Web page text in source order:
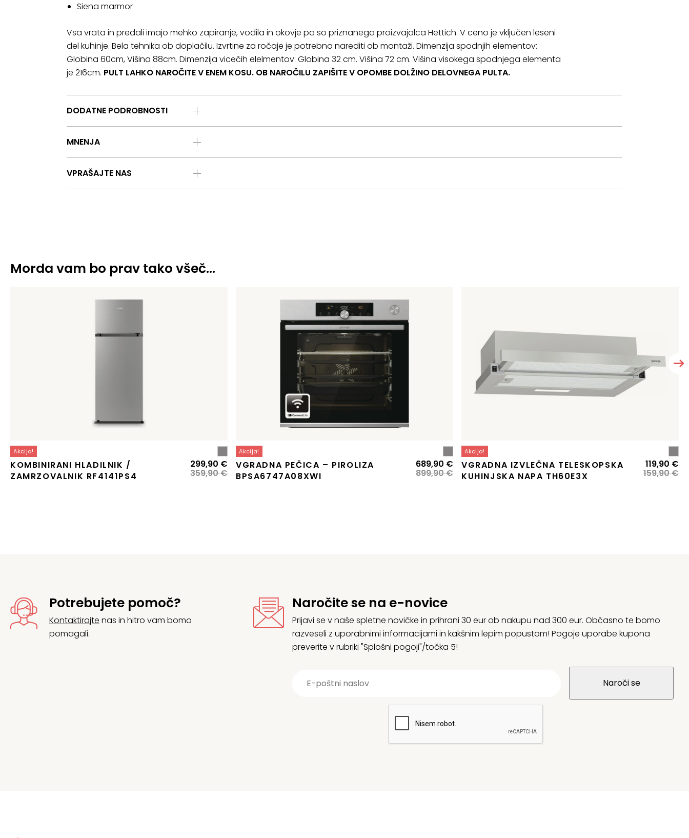
Siena marmor
Vsa vrata in predali imajo mehko zapiranje, vodila in okovje pa so priznanega proizvajalca Hettich. V ceno je vključen leseni
del kuhinje. Bela tehnika ob doplačilu. Izvrtine za ročaje je potrebno narediti ob montaži. Dimenzija spodnjih elementov:
Globina 60cm, Višina 88cm. Dimenzija vicečih elelmentov: Globina 32 cm. Višina 72 cm. Višina visokega spodnjega elementa
je 216cm. PULT LAHKO NAROČITE V ENEM KOSU. OB NAROČILU ZAPIŠITE V OPOMBE DOLŽINO DELOVNEGA PULTA.
DODATNE PODROBNOSTI
MNENJA
VPRAŠAJTE NAS
Morda vam bo prav tako všeč…
Akcija!
KOMBINIRANI HLADILNIK /
ZAMRZOVALNIK RF4141PS4
359,90€
Izvirna
cena
299,90 €Trenutna
cena
Akcija!
VGRADNA PEČICA – PIROLIZA
BPSA6747A08XWI
899,90€
Izvirna
cena
689,90 €Trenutna
cena
Akcija!
VGRADNA IZVLEČNA TELESKOPSKA
KUHINJSKA NAPA TH60E3X
159,90€
119,90 €
Potrebujete pomoč?
Kontaktirajte nas in hitro vam bomo
pomagali.
Naročite se na e-novice
Prijavi se v naše spletne novičke in prihrani 30 eur ob nakupu nad 300 eur. Občasno te bomo
razveseli z uporabnimi informacijami in kakšnim lepim popustom! Pogoje uporabe kupona
preverite v rubriki "Splošni pogoji"/točka 5!